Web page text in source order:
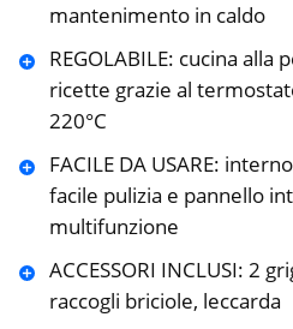
mantenimento in caldo
REGOLABILE: cucina
ricette grazie al
220°C
FACILE DA USARE:
facile pulizia e pannello
multifunzione
ACCESSORI INCLUSI: 2
raccogli briciole, leccarda